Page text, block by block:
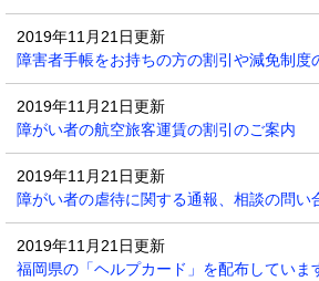
2019年11月21日更新
障害者手帳をお持ちの方の割引や減免制度
2019年11月21日更新
障がい者の航空旅客運賃の割引のご案内
2019年11月21日更新
障がい者の虐待に関する通報、相談の問い
2019年11月21日更新
福岡県の「ヘルプカード」を配布していま